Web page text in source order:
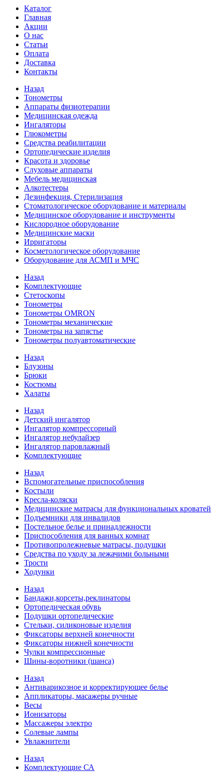
Каталог
Главная
Акции
О нас
Статьи
Оплата
Доставка
Контакты
Назад
Тонометры
Аппараты физиотерапии
Медицинская одежда
Ингаляторы
Глюкометры
Средства реабилитации
Ортопедические изделия
Красота и здоровье
Слуховые аппараты
Мебель медицинская
Алкотестеры
Дезинфекция, Стерилизация
Стоматологическое оборудование и материалы
Медицинское оборудование и инструменты
Кислородное оборудование
Медицинские маски
Ирригаторы
Косметологическое оборудование
Оборудование для АСМП и МЧС
Назад
Комплектующие
Стетоскопы
Тонометры
Тонометры OMRON
Тонометры механические
Тонометры на запястье
Тонометры полуавтоматические
Назад
Блузоны
Брюки
Костюмы
Халаты
Назад
Детский ингалятор
Ингалятор компрессорный
Ингалятор небулайзер
Ингалятор паровлажный
Комплектующие
Назад
Вспомогательные приспособления
Костыли
Кресла-коляски
Медицинские матрасы для функциональных кроватей
Подъемники для инвалидов
Постельное белье и принадлежности
Приспособления для ванных комнат
Противопролежневые матрасы, подушки
Средства по уходу за лежачими больными
Трости
Ходунки
Назад
Бандажи,корсеты,реклинаторы
Ортопедическая обувь
Подушки ортопедические
Стельки, силиконовые изделия
Фиксаторы верхней конечности
Фиксаторы нижней конечности
Чулки компрессионные
Шины-воротники (шанса)
Назад
Антиварикозное и корректирующее белье
Аппликаторы, масажеры ручные
Весы
Ионизаторы
Массажеры электро
Солевые лампы
Увлажнители
Назад
Комплектующие СА